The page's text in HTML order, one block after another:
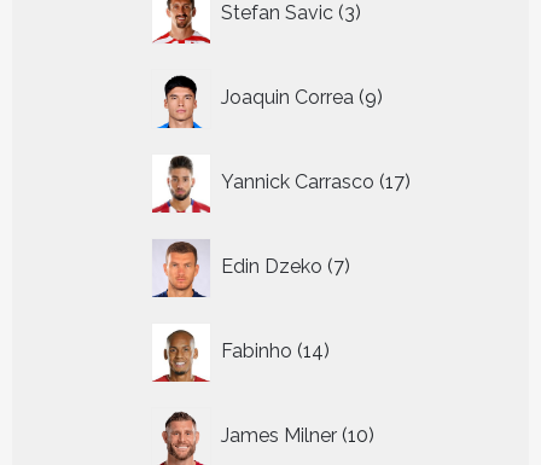
Stefan Savic 3
producten
Joaquin Correa 9
producten
Yannick Carrasco 17
producten
Edin Dzeko 7
producten
Fabinho 14
producten
James Milner 10
producten